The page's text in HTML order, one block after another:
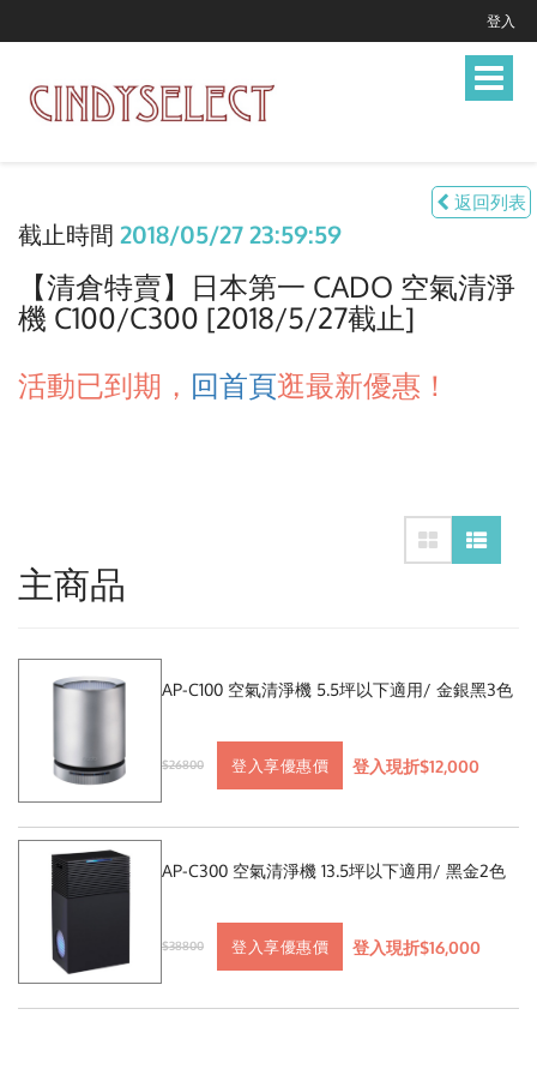
登入
Toggle
返回列表
截止時間 2018/05/27 23:59:59
【清倉特賣】日本第一 CADO 空氣清淨
機 C100/C300 [2018/5/27截止]
活動已到期， 回首頁逛最新優惠！
主商品
AP-C100 空氣清淨機 5.5坪以下適用/ 金銀黑3色
$26800 登入享優惠價 登入現折$12,000
AP-C300 空氣清淨機 13.5坪以下適用/ 黑金2色
$38800 登入享優惠價 登入現折$16,000